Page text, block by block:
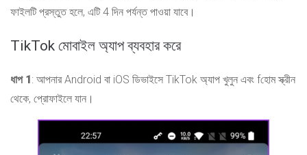
ফাইলটি প্রস্তুত হলে, এটি 4 দিন পর্যন্ত পাওয়া যাবে।
TikTok মোবাইল অ্যাপ ব্যবহার করে
ধাপ 1: আপনার Android বা iOS ডিভাইসে TikTok অ্যাপ খুলুন এবং fহোম স্ক্রীন
থেকে, প্রোফাইলে যান।